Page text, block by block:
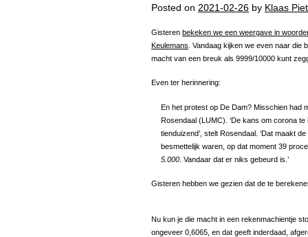
Posted on 2021-02-26 by Klaas
Gisteren bekeken we een weergave in
Keulemans . Vandaag kijken we even naar
macht van een breuk als 9999/10000 kunt
Even ter herinnering:
En het protest op De Dam? Misschien had
Rosendaal (LUMC). ‘De kans om corona
tienduizend’, stelt Rosendaal. ‘Dat maakt
besmettelijk waren, op dat moment 39
5.000 . Vandaar dat er niks gebeurd is.’
Gisteren hebben we gezien dat de te
Nu kun je die macht in een rekenmachientje
ongeveer 0,6065, en dat geeft inderdaad,